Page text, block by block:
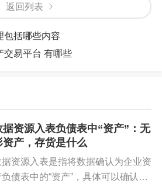
护措施。这有助于明确双方的权利
遵守相关法律法规和合同约定。这
质进行审查，以及对数据使用过程
返回列表
包括哪些内容
交易平台 有哪些
据资源入表负债表中“资产”：无
资产，存货是什么
据资源入表是指将数据确认为企业资
负债表中的“资产”，具体可以确认